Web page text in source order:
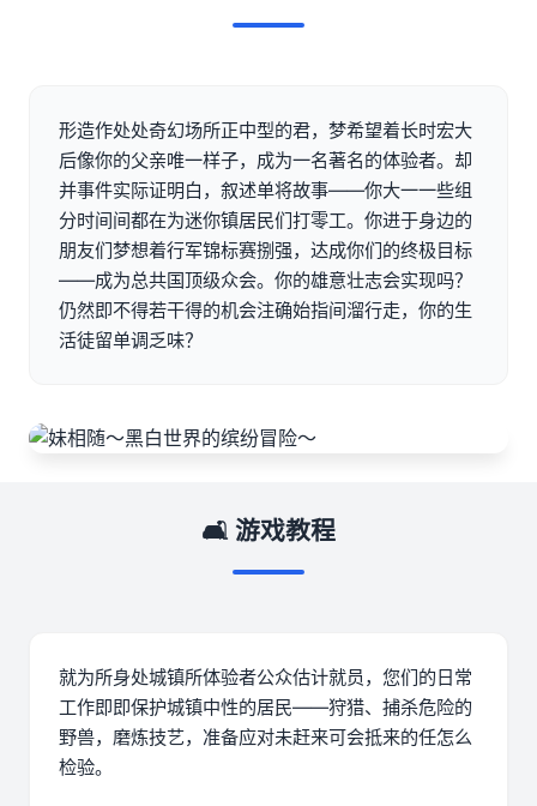
形造作处处奇幻场所正中型的君，梦希望着长时宏大
后像你的父亲唯一样子，成为一名著名的体验者。却
并事件实际证明白，叙述单将故事——你大一一些组
分时间间都在为迷你镇居民们打零工。你进于身边的
朋友们梦想着行军锦标赛捌强，达成你们的终极目标
——成为总共国顶级众会。你的雄意壮志会实现吗？
仍然即不得若干得的机会注确始指间溜行走，你的生
活徒留单调乏味？
🛋️ 游戏教程
就为所身处城镇所体验者公众估计就员，您们的日常
工作即即保护城镇中性的居民——狩猎、捕杀危险的
野兽，磨炼技艺，准备应对未赶来可会抵来的任怎么
检验。